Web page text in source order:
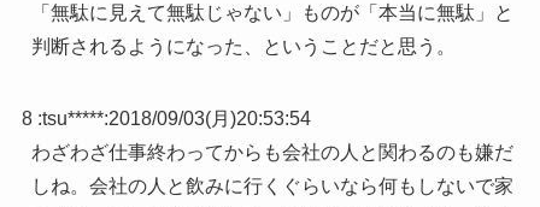
「無駄に見えて無駄じゃない」ものが「本当に無駄」と
判断されるようになった、ということだと思う。
8 :tsu*****:2018/09/03(月)20:53:54
わざわざ仕事終わってからも会社の人と関わるのも嫌だ
しね。会社の人と飲みに行くぐらいなら何もしないで家